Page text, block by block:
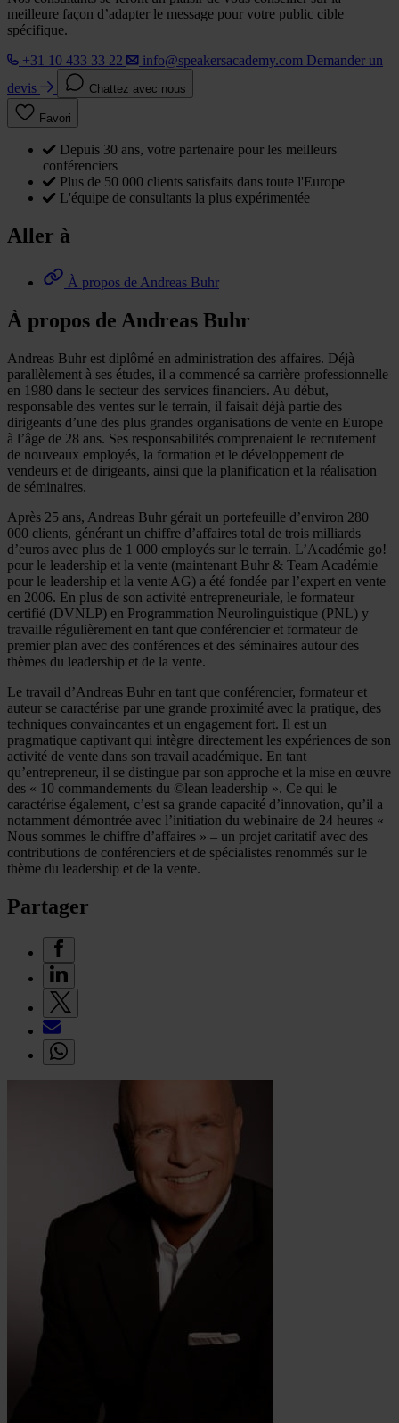
meilleure façon d’adapter le message pour votre public cible
spécifique.
+31 10 433 33 22
info@speakersacademy.com Demander un
devis
Chattez avec nous
Favori
Depuis 30 ans, votre partenaire pour les meilleurs
conférenciers
Plus de 50 000 clients satisfaits dans toute l'Europe
L'équipe de consultants la plus expérimentée
Aller à
À propos de Andreas Buhr
À propos de Andreas Buhr
Andreas Buhr est diplômé en administration des affaires. Déjà
parallèlement à ses études, il a commencé sa carrière professionnelle
en 1980 dans le secteur des services financiers. Au début,
responsable des ventes sur le terrain, il faisait déjà partie des
dirigeants d’une des plus grandes organisations de vente en Europe
à l’âge de 28 ans. Ses responsabilités comprenaient le recrutement
de nouveaux employés, la formation et le développement de
vendeurs et de dirigeants, ainsi que la planification et la réalisation
de séminaires.
Après 25 ans, Andreas Buhr gérait un portefeuille d’environ 280
000 clients, générant un chiffre d’affaires total de trois milliards
d’euros avec plus de 1 000 employés sur le terrain. L’Académie go!
pour le leadership et la vente (maintenant Buhr & Team Académie
pour le leadership et la vente AG) a été fondée par l’expert en vente
en 2006. En plus de son activité entrepreneuriale, le formateur
certifié (DVNLP) en Programmation Neurolinguistique (PNL) y
travaille régulièrement en tant que conférencier et formateur de
premier plan avec des conférences et des séminaires autour des
thèmes du leadership et de la vente.
Le travail d’Andreas Buhr en tant que conférencier, formateur et
auteur se caractérise par une grande proximité avec la pratique, des
techniques convaincantes et un engagement fort. Il est un
pragmatique captivant qui intègre directement les expériences de son
activité de vente dans son travail académique. En tant
qu’entrepreneur, il se distingue par son approche et la mise en œuvre
des « 10 commandements du ©lean leadership ». Ce qui le
caractérise également, c’est sa grande capacité d’innovation, qu’il a
notamment démontrée avec l’initiation du webinaire de 24 heures «
Nous sommes le chiffre d’affaires » – un projet caritatif avec des
contributions de conférenciers et de spécialistes renommés sur le
thème du leadership et de la vente.
Partager